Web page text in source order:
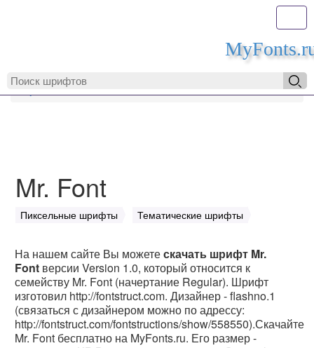
MyFonts.ru
Mr. Font
Пиксельные шрифты Тематические шрифты
На нашем сайте Вы можетескачать шрифт Mr.
Font версии Version 1.0, который относится к
семейству Mr. Font (начертание Regular). Шрифт
изготовил http://fontstruct.com. Дизайнер - flashno.1
(связаться с дизайнером можно по адрессу:
http://fontstruct.com/fontstructions/show/558550).Скачайте
Mr. Font бесплатно на MyFonts.ru. Его размер -